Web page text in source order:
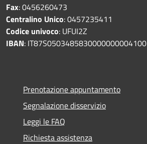
Fax: 0456260473
Centralino Unico: 0457235411
Codice univoco: UFUI2Z
IBAN: IT87S0503485830000000004100
Prenotazione appuntamento
Segnalazione disservizio
Leggi le FAQ
Richiesta assistenza